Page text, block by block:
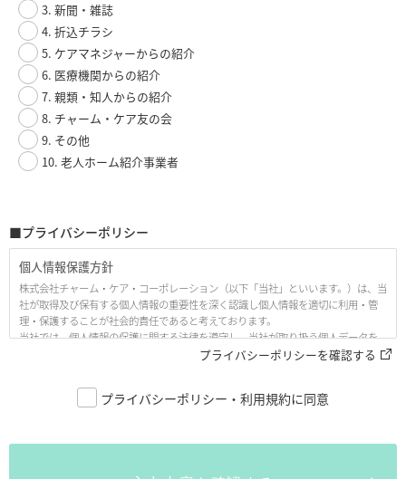
3. 新聞・雑誌
4. 折込チラシ
5. ケアマネジャーからの紹介
6. 医療機関からの紹介
7. 親類・知人からの紹介
8. チャーム・ケア友の会
9. その他
10. 老人ホーム紹介事業者
■プライバシーポリシー
個人情報保護方針
株式会社チャーム・ケア・コーポレーション（以下「当社」といいます。）は、当
社が取得及び保有する個人情報の重要性を深く認識し個人情報を適切に利用・管
理・保護することが社会的責任であると考えております。
当社では、個人情報の保護に関する法律を遵守し、当社が取り扱う個人データを
適正に保護するために、以下の「個人情報保護方針（プライバシーポリシー、以
1. 当社の名称・住所・代表者の氏名
〒530-0005 大阪市北区中之島3丁目6番32号 ダイビル本館21階
プライバシーポリシーを確認する
プライバシーポリシー・利用規約に同意